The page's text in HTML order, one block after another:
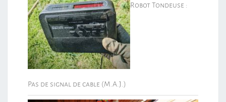
Robot Tondeuse :
Pas de signal de cable (M.A.J.)